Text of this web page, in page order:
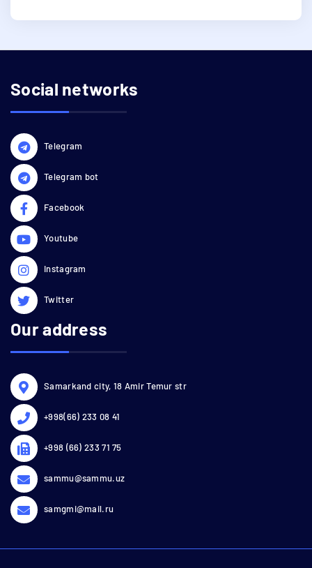
Social networks
Telegram
Telegram bot
Facebook
Youtube
Instagram
Twitter
Our address
Samarkand city, 18 Amir Temur str
+998(66) 233 08 41
+998 (66) 233 71 75
sammu@sammu.uz
samgmi@mail.ru